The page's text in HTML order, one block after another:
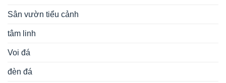
Sân vườn tiểu cảnh
tâm linh
Voi đá
đèn đá